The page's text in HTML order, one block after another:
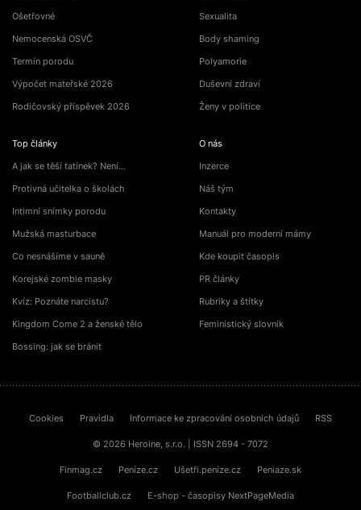
Ošetřovné
Nemocenská OSVČ
Termín porodu
Výpočet mateřské 2026
Rodičovský příspěvek 2026
Top články
A jak se těší tatínek? Není…
Protivná učitelka o školách
Intimní snímky porodu
Mužská masturbace
Co nesnášíme v sauně
Korejské zombie masky
Kvíz: Poznáte narcistu?
Kingdom Come 2 a ženské tělo
Bossing: jak se bránit
Sexualita
Body shaming
Polyamorie
Duševní zdraví
Ženy v politice
O nás
Inzerce
Náš tým
Kontakty
Manuál pro moderní mámy
Kde koupit časopis
PR články
Rubriky a štítky
Feministický slovník
Cookies Pravidla Informace ke zpracování osobních údajů RSS
© 2026 Heroine, s.r.o. | ISSN 2694 - 7072
Finmag.cz Peníze.cz Ušetři.peníze.cz Peniaze.sk
Footballclub.cz E-shop - časopisy NextPageMedia